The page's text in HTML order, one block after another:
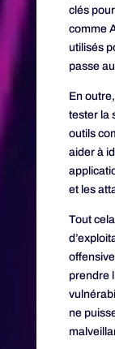
clés
comme
utilisés
passe
En
tester la
outils
aider à
et les
Tout
prendre
ne